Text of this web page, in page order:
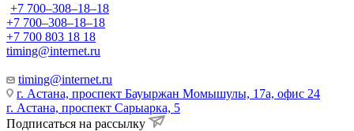
+7 700‒308‒18‒18
+7 700‒308‒18‒18
+7 700 803 18 18
timing@internet.ru
timing@internet.ru
г. Астана, проспект Бауыржан Момышулы, 17а, офис 24
г. Астана, проспект Сарыарка, 5
Подписаться на рассылку